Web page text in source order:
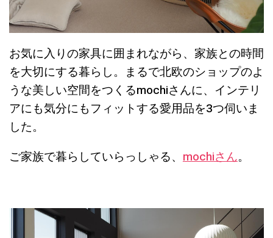
お気に入りの家具に囲まれながら、家族との時間
を大切にする暮らし。まるで北欧のショップのよ
うな美しい空間をつくるmochiさんに、インテリ
アにも気分にもフィットする愛用品を3つ伺いま
した。
ご家族で暮らしていらっしゃる、 mochiさん。